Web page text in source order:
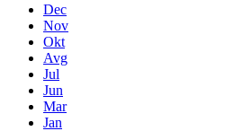
Dec
Nov
Okt
Avg
Jul
Jun
Mar
Jan